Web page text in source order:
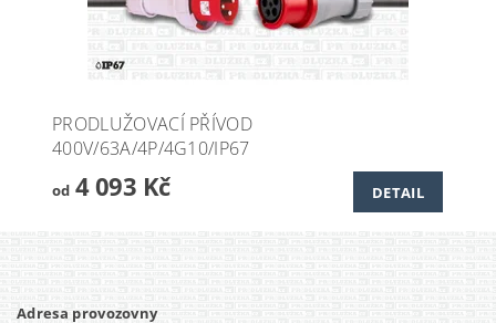
PRODLUŽOVACÍ PŘÍVOD
400V/63A/4P/4G10/IP67
od4 093 Kč DETAIL
Adresa provozovny